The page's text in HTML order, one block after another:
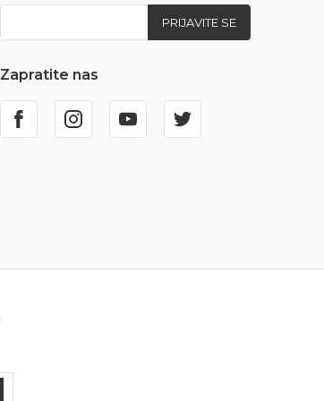
PRIJAVITE SE
Zapratite nas